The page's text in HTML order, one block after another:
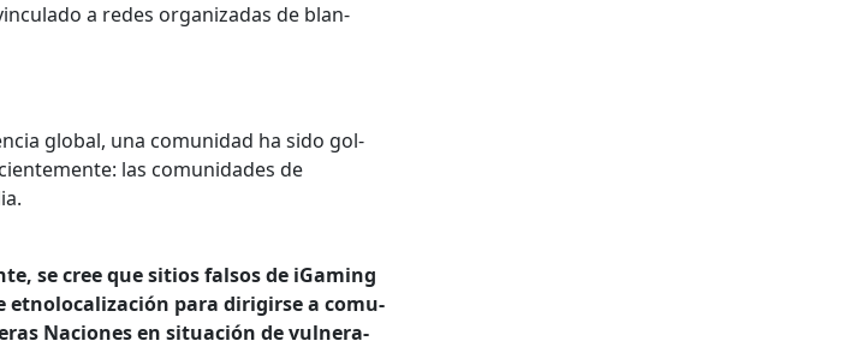
a redes orga­ni­zadas de blan­
glob­al, una comu­nidad ha sido gol­
las comu­nidades de
se cree que sitios fal­sos de iGam­ing
etnolo­cal­ización para diri­girse a comu­
Naciones en situación de vul­ner­a­